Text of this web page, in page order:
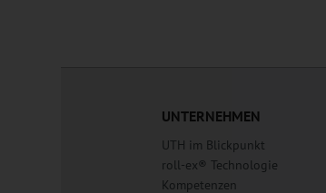
UNTERNEHMEN
UTH im Blickpunkt
roll-ex® Technologie
Kompetenzen